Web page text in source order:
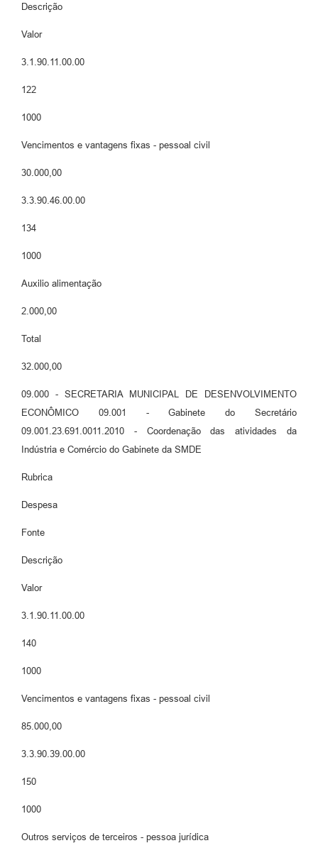
Descrição
Valor
3.1.90.11.00.00
122
1000
Vencimentos e vantagens fixas - pessoal civil
30.000,00
3.3.90.46.00.00
134
1000
Auxilio alimentação
2.000,00
Total
32.000,00
09.000 - SECRETARIA MUNICIPAL DE DESENVOLVIMENTO
ECONÔMICO 09.001 - Gabinete do Secretário
09.001.23.691.0011.2010 - Coordenação das atividades da
Indústria e Comércio do Gabinete da SMDE
Rubrica
Despesa
Fonte
Descrição
Valor
3.1.90.11.00.00
140
1000
Vencimentos e vantagens fixas - pessoal civil
85.000,00
3.3.90.39.00.00
150
1000
Outros serviços de terceiros - pessoa jurídica